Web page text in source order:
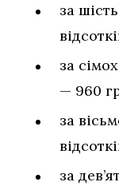
за
за
— 960
за
за